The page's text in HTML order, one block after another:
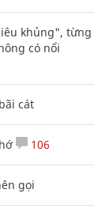
khủng", từng
có nổi
cát
106
gọi